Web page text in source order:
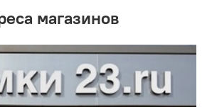
магазинов